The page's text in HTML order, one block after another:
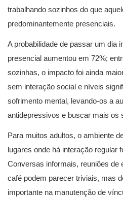
trabalhando sozinhos do que
predominantemente presenciais.
A probabilidade de passar um dia
presencial aumentou em 72%;
sozinhas, o impacto foi ainda
sem interação social e níveis
sofrimento mental, levando-os a
antidepressivos e buscar mais os
Para muitos adultos, o ambiente
lugares onde há interação regular
Conversas informais, reuniões de
café podem parecer triviais, mas
importante na manutenção de